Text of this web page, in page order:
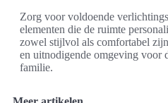
Zorg voor voldoende
elementen die de ruimte
zowel stijlvol als comfortabel
en uitnodigende omgeving voor
familie.